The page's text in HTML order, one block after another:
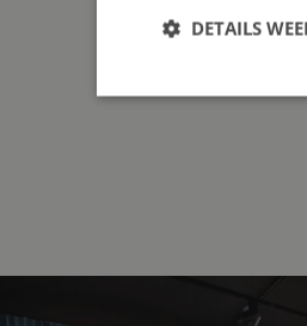
DETAILS